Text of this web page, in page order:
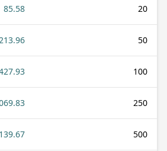
20
85.58
50
100
250
500